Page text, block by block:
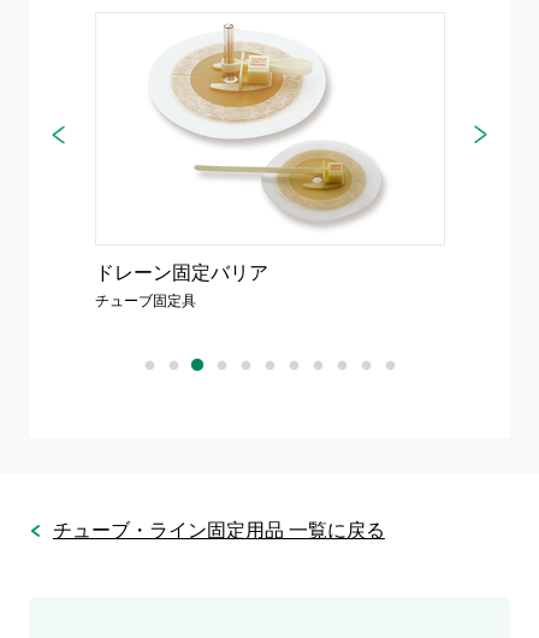
ドレーン固定バリア
チューブ固定具
チューブ・ライン固定用品 一覧に戻る